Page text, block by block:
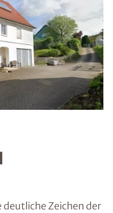
deutliche Zeichen der